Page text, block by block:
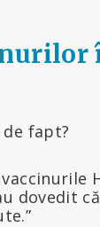
fapt?
dovedit